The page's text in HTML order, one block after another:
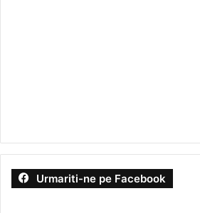
Urmariti-ne pe Facebook